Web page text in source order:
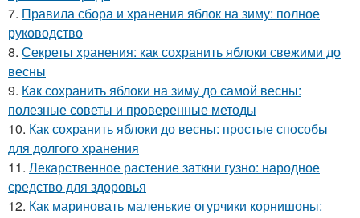
7. Правила сбора и хранения яблок на зиму: полное
руководство
8. Секреты хранения: как сохранить яблоки свежими до
весны
9. Как сохранить яблоки на зиму до самой весны:
полезные советы и проверенные методы
10. Как сохранить яблоки до весны: простые способы
для долгого хранения
11. Лекарственное растение заткни гузно: народное
средство для здоровья
12. Как мариновать маленькие огурчики корнишоны: